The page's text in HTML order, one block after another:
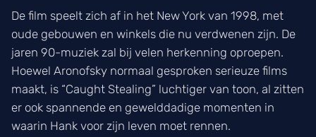
De film speelt zich af in het New York van 1998, met
oude gebouwen en winkels die nu verdwenen zijn. De
jaren 90-muziek zal bij velen herkenning oproepen.
Hoewel Aronofsky normaal gesproken serieuze films
maakt, is “Caught Stealing” luchtiger van toon, al zitten
er ook spannende en gewelddadige momenten in
waarin Hank voor zijn leven moet rennen.